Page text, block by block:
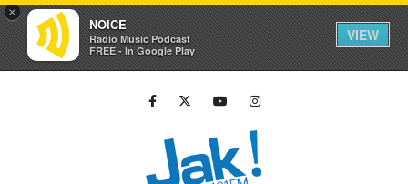
×
NOICE
Radio Music Podcast
FREE - In Google Play
VIEW